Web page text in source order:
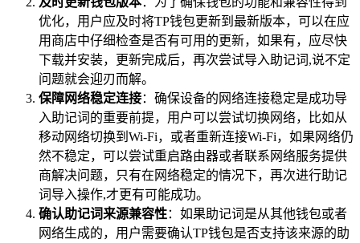
优化，用户应及时将TP钱包更新到最新版本，可以在应
用商店中仔细检查是否有可用的更新，如果有，应尽快
下载并安装，更新完成后，再次尝试导入助记词,说不定
问题就会迎刃而解。
保障网络稳定连接：确保设备的网络连接稳定是成功导
入助记词的重要前提，用户可以尝试切换网络，比如从
移动网络切换到Wi-Fi，或者重新连接Wi-Fi，如果网络仍
然不稳定，可以尝试重启路由器或者联系网络服务提供
商解决问题，只有在网络稳定的情况下，再次进行助记
词导入操作,才更有可能成功。
确认助记词来源兼容性：如果助记词是从其他钱包或者
网络生成的，用户需要确认TP钱包是否支持该来源的助